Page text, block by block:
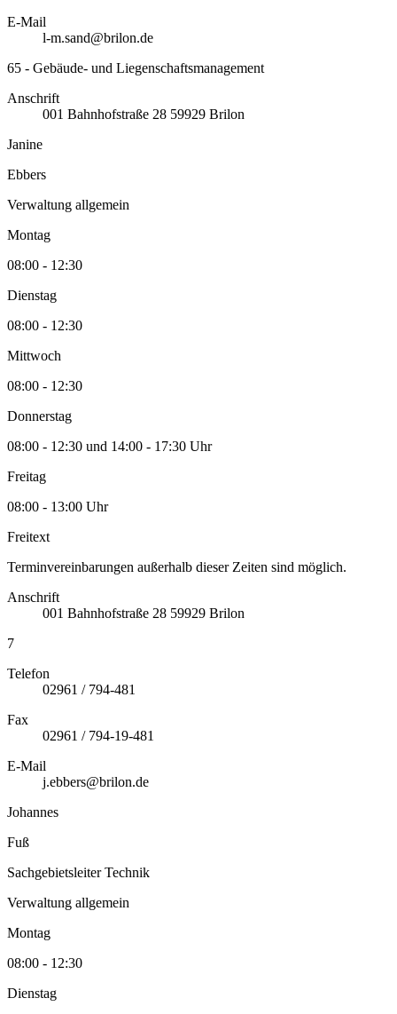
E-Mail
l-m.sand@brilon.de
65 - Gebäude- und Liegenschaftsmanagement
Anschrift
001 Bahnhofstraße 28 59929 Brilon
Janine
Ebbers
Verwaltung allgemein
Montag
08:00 - 12:30
Dienstag
08:00 - 12:30
Mittwoch
08:00 - 12:30
Donnerstag
08:00 - 12:30 und 14:00 - 17:30 Uhr
Freitag
08:00 - 13:00 Uhr
Freitext
Terminvereinbarungen außerhalb dieser Zeiten sind möglich.
Anschrift
001 Bahnhofstraße 28 59929 Brilon
7
Telefon
02961 / 794-481
Fax
02961 / 794-19-481
E-Mail
j.ebbers@brilon.de
Johannes
Fuß
Sachgebietsleiter Technik
Verwaltung allgemein
Montag
08:00 - 12:30
Dienstag